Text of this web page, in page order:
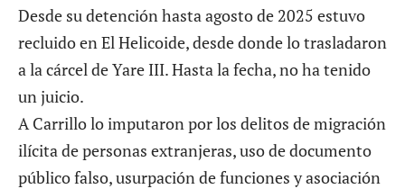
Desde su detención hasta agosto de 2025 estuvo
recluido en El Helicoide, desde donde lo trasladaron
a la cárcel de Yare III. Hasta la fecha, no ha tenido
un juicio.
A Carrillo lo imputaron por los delitos de migración
ilícita de personas extranjeras, uso de documento
público falso, usurpación de funciones y asociación